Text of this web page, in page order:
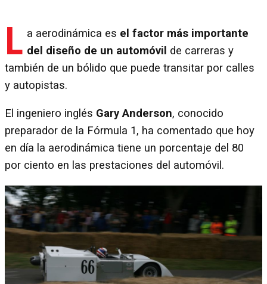
L a aerodinámica es el factor más importante
del diseño de un automóvil de carreras y
también de un bólido que puede transitar por calles
y autopistas.
El ingeniero inglés Gary Anderson, conocido
preparador de la Fórmula 1, ha comentado que hoy
en día la aerodinámica tiene un porcentaje del 80
por ciento en las prestaciones del automóvil.